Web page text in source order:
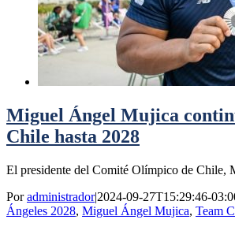
Miguel Ángel Mujica
Chile hasta 2028
El presidente del Comité Olímpico de
Poradministrador|2024-09-27T15:29:46-
Ángeles 2028, Miguel Ángel Mujica, Team